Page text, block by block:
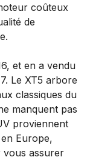
coûteux
de
et en a vendu
Le XT5 arbore
classiques du
manquent pas
proviennent
Europe,
vous assurer